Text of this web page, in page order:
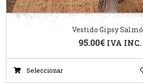
Vestido Gipsy
95.00€ IVA INC.
Seleccionar